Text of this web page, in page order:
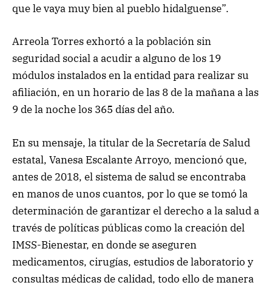
que le vaya muy bien al pueblo hidalguense”.
Arreola Torres exhortó a la población sin
seguridad social a acudir a alguno de los 19
módulos instalados en la entidad para realizar su
afiliación, en un horario de las 8 de la mañana a las
9 de la noche los 365 días del año.
En su mensaje, la titular de la Secretaría de Salud
estatal, Vanesa Escalante Arroyo, mencionó que,
antes de 2018, el sistema de salud se encontraba
en manos de unos cuantos, por lo que se tomó la
determinación de garantizar el derecho a la salud a
través de políticas públicas como la creación del
IMSS-Bienestar, en donde se aseguren
medicamentos, cirugías, estudios de laboratorio y
consultas médicas de calidad, todo ello de manera